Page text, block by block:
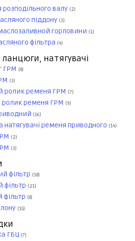
валу (2)
піддону (3)
горловини (1)
фільтра (4)
ланцюги, натягувачі
ГРМ (8)
(3)
ролик ременя ГРМ (7)
ролик ременя ГРМ (9)
(16)
натягувачі ременя приводного (14)
(2)
(3)
фільтр (18)
фільтр (21)
фільтр (8)
(15)
ГБЦ (7)